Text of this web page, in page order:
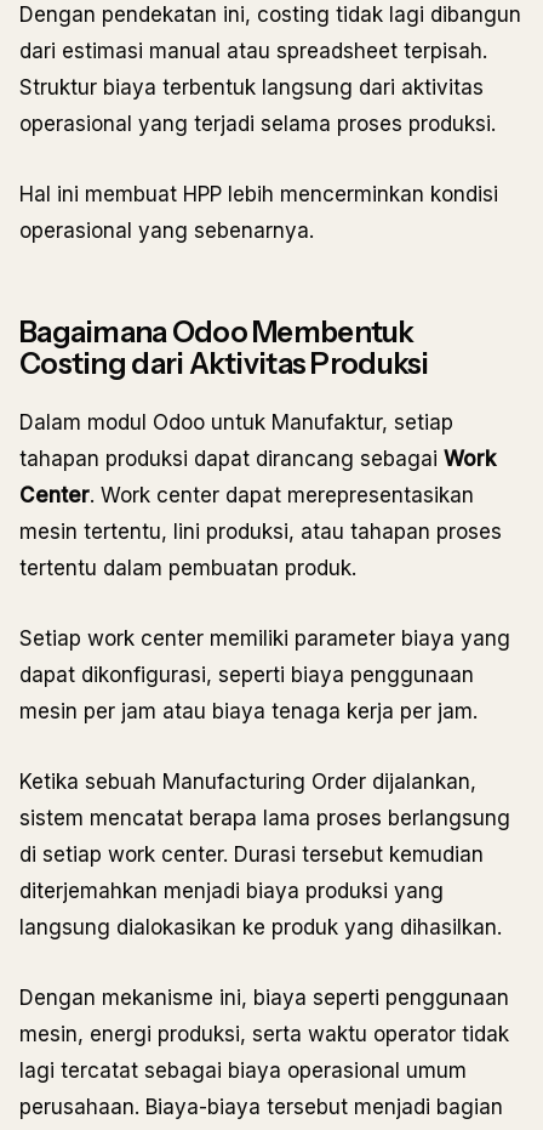
Dengan pendekatan ini, costing tidak lagi dibangun
dari estimasi manual atau spreadsheet terpisah.
Struktur biaya terbentuk langsung dari aktivitas
operasional yang terjadi selama proses produksi.
Hal ini membuat HPP lebih mencerminkan kondisi
operasional yang sebenarnya.
Bagaimana Odoo Membentuk
Costing dari Aktivitas Produksi
Dalam modul Odoo untuk Manufaktur, setiap
tahapan produksi dapat dirancang sebagai Work
Center. Work center dapat merepresentasikan
mesin tertentu, lini produksi, atau tahapan proses
tertentu dalam pembuatan produk.
Setiap work center memiliki parameter biaya yang
dapat dikonfigurasi, seperti biaya penggunaan
mesin per jam atau biaya tenaga kerja per jam.
Ketika sebuah Manufacturing Order dijalankan,
sistem mencatat berapa lama proses berlangsung
di setiap work center. Durasi tersebut kemudian
diterjemahkan menjadi biaya produksi yang
langsung dialokasikan ke produk yang dihasilkan.
Dengan mekanisme ini, biaya seperti penggunaan
mesin, energi produksi, serta waktu operator tidak
lagi tercatat sebagai biaya operasional umum
perusahaan. Biaya-biaya tersebut menjadi bagian